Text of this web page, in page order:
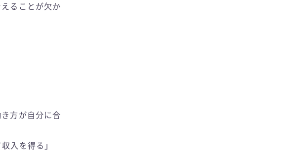
ることが欠か
方が自分に合
入を得る」